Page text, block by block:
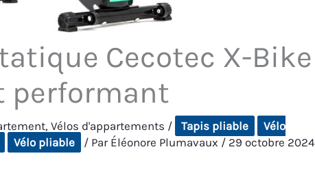
Cecotec X-Bike
performant
,Vélos d'appartements / Tapis pliable
Vélo
Vélo pliable / Par Éléonore Plumavaux / 29 octobre 2024